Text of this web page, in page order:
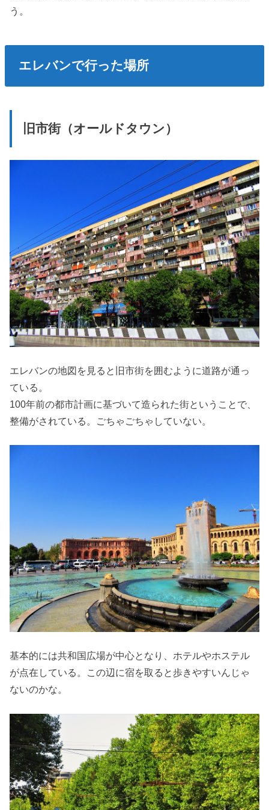
う。
エレバンで行った場所
旧市街（オールドタウン）
エレバンの地図を見ると旧市街を囲むように道路が通っ
ている。
100年前の都市計画に基づいて造られた街ということで、
整備がされている。ごちゃごちゃしていない。
基本的には共和国広場が中心となり、ホテルやホステル
が点在している。この辺に宿を取ると歩きやすいんじゃ
ないのかな。